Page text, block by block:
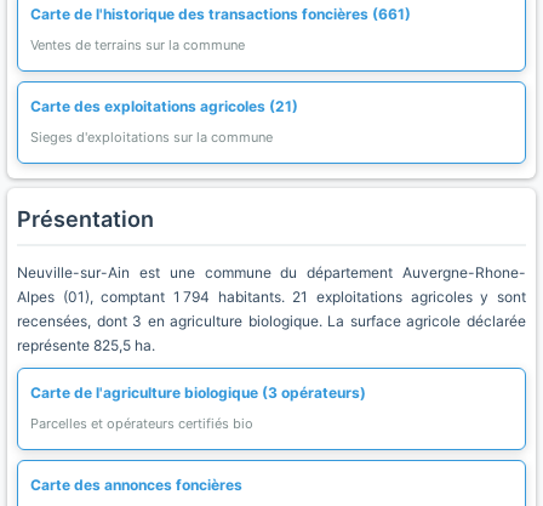
Carte de l'historique des transactions foncières (661)
Ventes de terrains sur la commune
Carte des exploitations agricoles (21)
Sieges d'exploitations sur la commune
Présentation
Neuville-sur-Ain est une commune du département Auvergne-Rhone-
Alpes (01), comptant 1 794 habitants. 21 exploitations agricoles y sont
recensées, dont 3 en agriculture biologique. La surface agricole déclarée
représente 825,5 ha.
Carte de l'agriculture biologique (3 opérateurs)
Parcelles et opérateurs certifiés bio
Carte des annonces foncières